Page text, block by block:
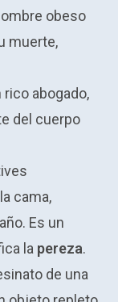
obeso
muerte,
abogado,
del cuerpo
cama,
Es un
la pereza.
de una